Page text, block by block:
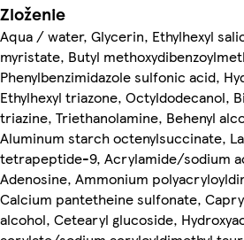
Zloženie
Aqua / water, Glycerin, Ethylhexyl
myristate, Butyl
Phenylbenzimidazole sulfonic acid,
Ethylhexyl triazone, Octyldodecanol,
triazine, Triethanolamine, Behenyl
Aluminum starch octenylsuccinate,
tetrapeptide-9, Acrylamide/sodium
Adenosine, Ammonium
Calcium pantetheine sulfonate,
alcohol, Cetearyl glucoside,